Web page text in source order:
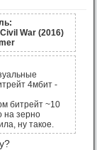
War (2016)
4мбит -
битрейт ~10
на зерно
ну такое.